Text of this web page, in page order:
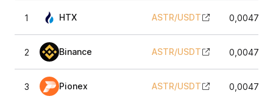
1 HTX ASTR/USDT
2 Binance ASTR/USDT
3 Pionex ASTR/USDT